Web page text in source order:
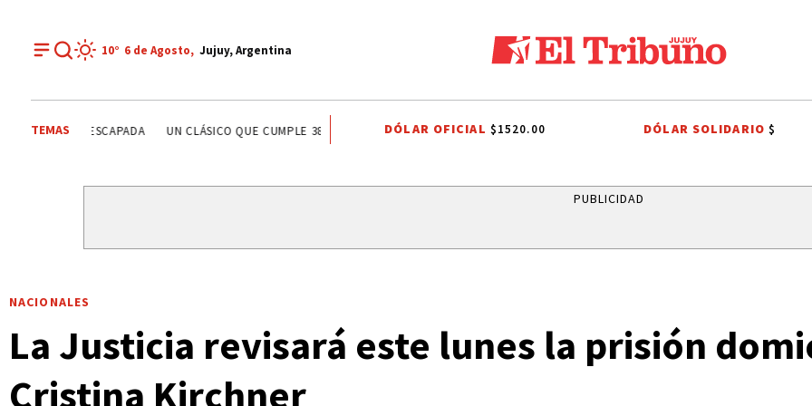
10° 6 de Agosto, Jujuy, Argentina
TEMAS MISIÓN PRIMAVERA PAPA LEÓN XIV PLAN ESCAPADA UN CLÁSICO QUE CUMPLE 38 AÑOS ONDA ESTUDIANTIL 2026
DÓLAR OFICIAL $1520.00 DÓLAR SOLIDARIO$
PUBLICIDAD
NACIONALES
La Justicia revisará este lunes la prisión
Cristina Kirchner